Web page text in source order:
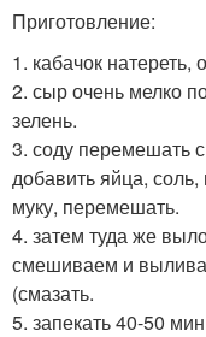
Приготовление:
1. кабачок натереть,
2. сыр очень мелко
зелень.
3. соду перемешать
добавить яйца,
муку, перемешать.
4. затем туда же
смешиваем и
(смазать.
5. запекать 40-50